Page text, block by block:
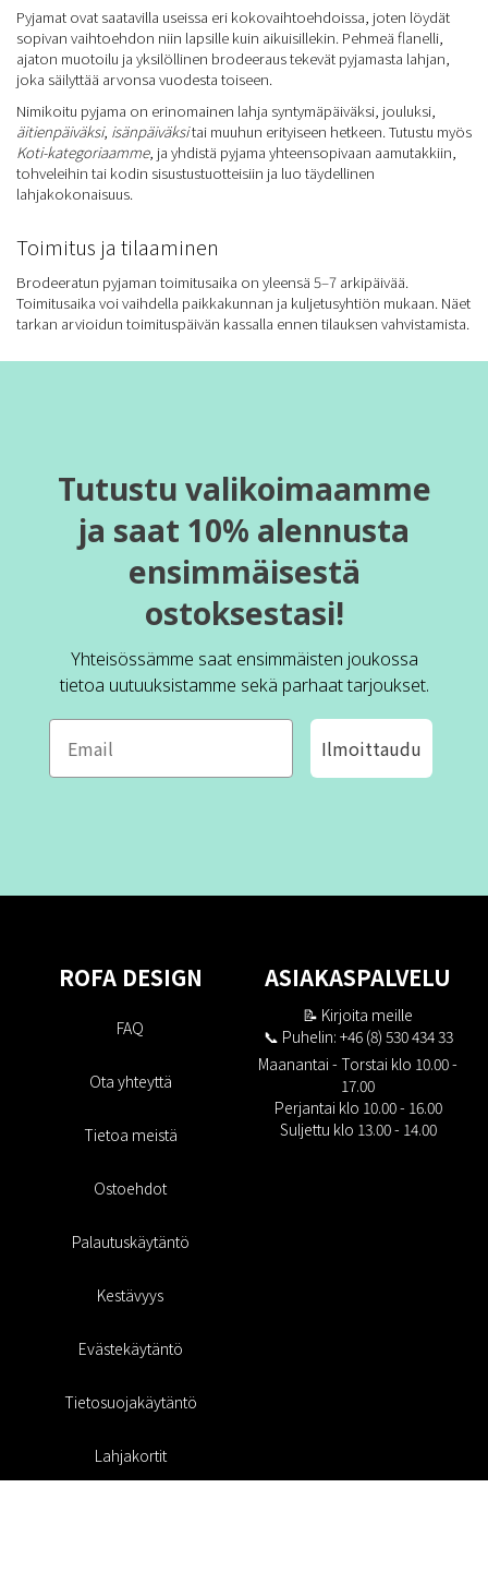
Pyjamat ovat saatavilla useissa eri kokovaihtoehdoissa, joten löydät
sopivan vaihtoehdon niin lapsille kuin aikuisillekin. Pehmeä flanelli,
ajaton muotoilu ja yksilöllinen brodeeraus tekevät pyjamasta lahjan,
joka säilyttää arvonsa vuodesta toiseen.
Nimikoitu pyjama on erinomainen lahja syntymäpäiväksi, jouluksi,
äitienpäiväksi, isänpäiväksitai muuhun erityiseen hetkeen. Tutustu myös
Koti-kategoriaamme, ja yhdistä pyjama yhteensopivaan aamutakkiin,
tohveleihin tai kodin sisustustuotteisiin ja luo täydellinen
lahjakokonaisuus.
Toimitus ja tilaaminen
Brodeeratun pyjaman toimitusaika on yleensä 5–7 arkipäivää.
Toimitusaika voi vaihdella paikkakunnan ja kuljetusyhtiön mukaan. Näet
tarkan arvioidun toimituspäivän kassalla ennen tilauksen vahvistamista.
Tutustu valikoimaamme
ja saat 10% alennusta
ensimmäisestä
ostoksestasi!
Yhteisössämme saat ensimmäisten joukossa
tietoa uutuuksistamme sekä parhaat tarjoukset.
Ilmoittaudu
ROFA DESIGN
FAQ
Ota yhteyttä
Tietoa meistä
Ostoehdot
Palautuskäytäntö
Kestävyys
Evästekäytäntö
Tietosuojakäytäntö
Lahjakortit
ASIAKASPALVELU
📝 Kirjoita meille
📞 Puhelin: +46 (8) 530 434 33
Maanantai - Torstai klo 10.00 -
17.00
Perjantai klo 10.00 - 16.00
Suljettu klo 13.00 - 14.00